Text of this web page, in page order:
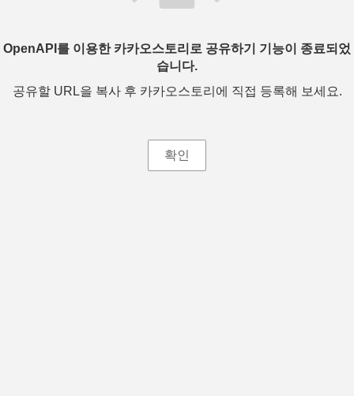
OpenAPI를 이용한 카카오스토리로 공유하기 기능이 종료되었
습니다.
공유할 URL을 복사 후 카카오스토리에 직접 등록해 보세요.
확인